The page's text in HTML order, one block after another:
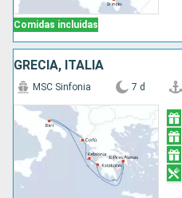
Comidas incluidas
GRECIA, ITALIA
MSC Sinfonia 7 d